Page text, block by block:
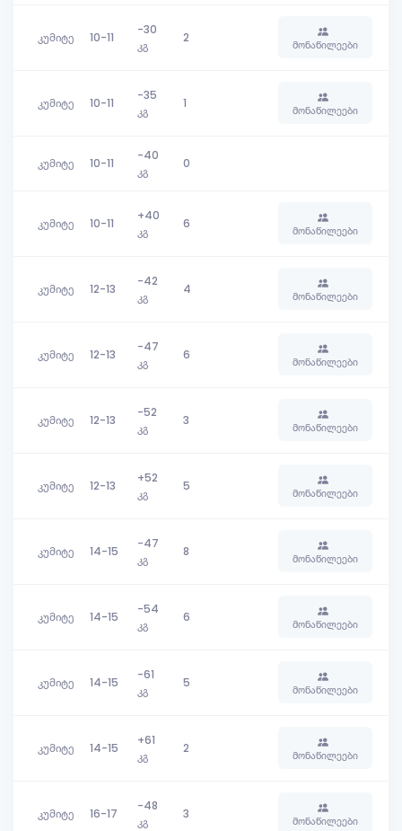
კუმიტე 10-11
-30
კგ
2 მონაწილეები
კუმიტე 10-11
-35
კგ
1 მონაწილეები
კუმიტე 10-11
-40
კგ
0
კუმიტე 10-11
+40
კგ
6 მონაწილეები
კუმიტე 12-13
-42
კგ
4 მონაწილეები
კუმიტე 12-13
-47
კგ
6 მონაწილეები
კუმიტე 12-13
-52
კგ
3 მონაწილეები
კუმიტე 12-13
+52
კგ
5 მონაწილეები
კუმიტე 14-15
-47
კგ
8 მონაწილეები
კუმიტე 14-15
-54
კგ
6 მონაწილეები
კუმიტე 14-15
-61
კგ
5 მონაწილეები
კუმიტე 14-15
+61
კგ
2 მონაწილეები
კუმიტე 16-17
-48
კგ
3 მონაწილეები